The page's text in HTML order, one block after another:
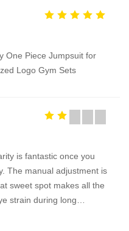
One Piece Jumpsuit for
Logo Gym Sets
is fantastic once you
The manual adjustment is
sweet spot makes all the
strain during long